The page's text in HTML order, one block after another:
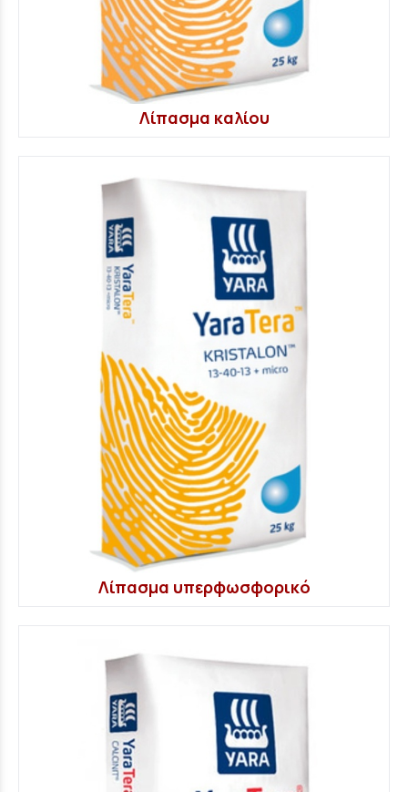
Λίπασμα καλίου
Λίπασμα υπερφωσφορικό